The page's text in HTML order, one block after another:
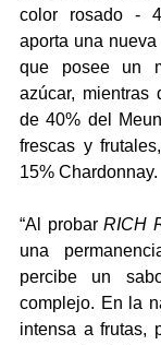
color rosado -
aporta una
que posee un
azúcar, mientras
de 40% del
frescas y
15% Chardonnay.
“Al probar RICH
una
percibe un
complejo. En la
intensa a frutas,